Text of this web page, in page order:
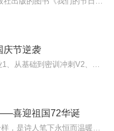
庆节逆袭
喜迎祖国72华诞